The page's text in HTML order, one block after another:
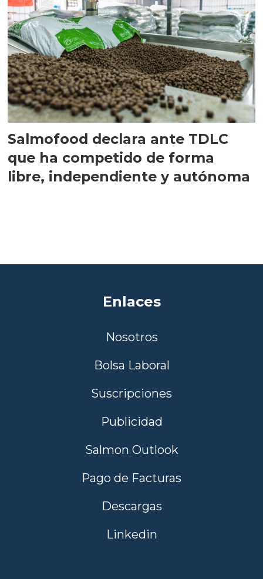
Salmofood declara ante TDLC
que ha competido de forma
libre, independiente y autónoma
Enlaces
Nosotros
Bolsa Laboral
Suscripciones
Publicidad
Salmon Outlook
Pago de Facturas
Descargas
Linkedin